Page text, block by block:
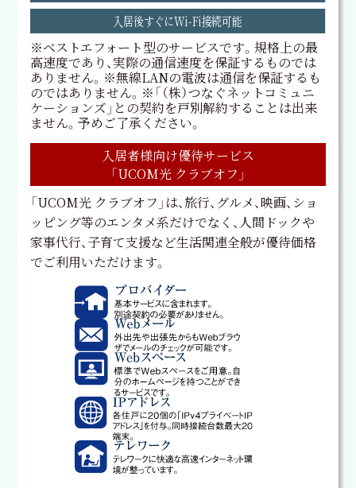
入居者様向け優待サービス
「UCOM光 クラブオフ」
入居後すぐにWi-Fi接続可能
※ベストエフォート型のサービスです。規格上の最
高速度であり、実際の通信速度を保証するものでは
ありません。※無線LANの電波は通信を保証するも
のではありません。※「（株）つなぐネットコミュニ
ケーションズ」との契約を戸別解約することは出来
ません。予めご了承ください。
「UCOM光 クラブオフ」は、旅行、グルメ、映画、ショ
ッピング等のエンタメ系だけでなく、人間ドックや
家事代行、子育て支援など生活関連全般が優待価格
でご利用いただけます。